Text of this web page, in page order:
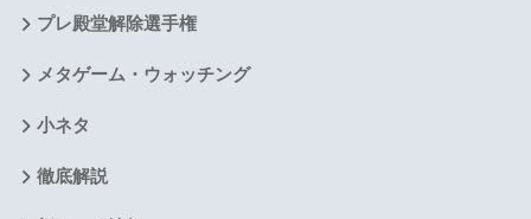
プレ殿堂解除選手権
メタゲーム・ウォッチング
小ネタ
徹底解説